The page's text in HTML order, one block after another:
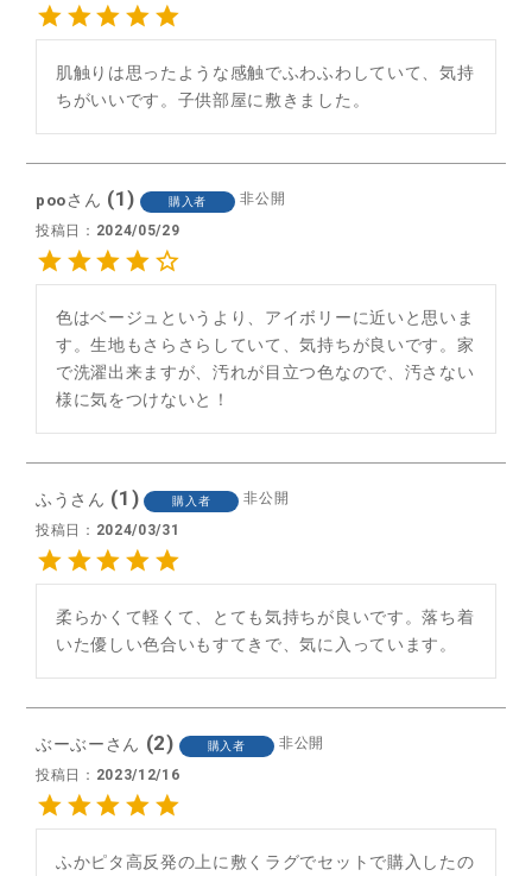
肌触りは思ったような感触でふわふわしていて、気持
ちがいいです。子供部屋に敷きました。
poo 1 購入者
非公開
投稿日
2024/05/29
色はベージュというより、アイボリーに近いと思いま
す。生地もさらさらしていて、気持ちが良いです。家
で洗濯出来ますが、汚れが目立つ色なので、汚さない
様に気をつけないと！
ふう 1 購入者
非公開
投稿日
2024/03/31
柔らかくて軽くて、とても気持ちが良いです。落ち着
いた優しい色合いもすてきで、気に入っています。
ぶーぶー 2 購入者
非公開
投稿日
2023/12/16
ふかピタ高反発の上に敷くラグでセットで購入したの